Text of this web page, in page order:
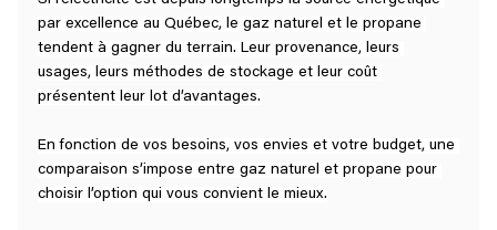
par excellence au Québec, le gaz naturel et le propane
tendent à gagner du terrain. Leur provenance, leurs
usages, leurs méthodes de stockage et leur coût
présentent leur lot d’avantages.
En fonction de vos besoins, vos envies et votre budget, une
comparaison s’impose entre gaz naturel et propane pour
choisir l’option qui vous convient le mieux.